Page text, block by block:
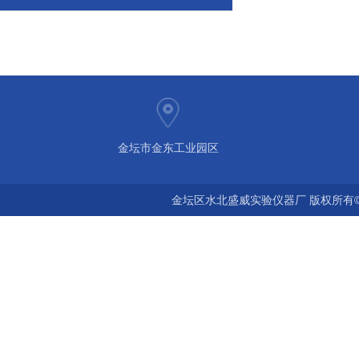
金坛市金东工业园区
金坛区水北盛威实验仪器厂 版权所